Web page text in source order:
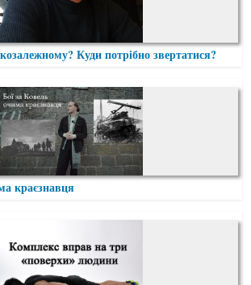
Куди потрібно звертатися?
краєзнавця